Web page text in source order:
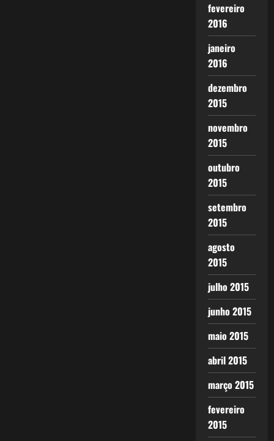
fevereiro
2016
janeiro
2016
dezembro
2015
novembro
2015
outubro
2015
setembro
2015
agosto
2015
julho 2015
junho 2015
maio 2015
abril 2015
março 2015
fevereiro
2015